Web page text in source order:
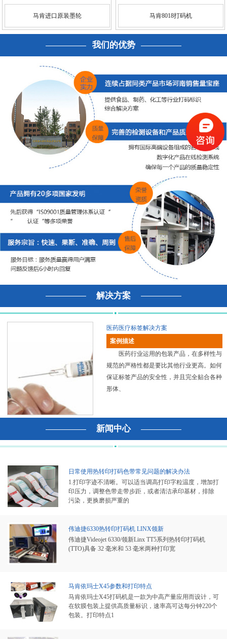
马肯进口原装墨轮 马肯8018打码机
我们的优势
解决方案
医药医疗标签解决方案
案例描述
医药行业运用的包装产品，在多样性与
规范的严格性都是要比其他行业更高。如何
保证标签产品的安全性，并且完全贴合各种
形体、
新闻中心
日常使用热转印打码色带常见问题的解决办法
1.打印字迹不清晰。可以适当调高打印字粒温度，增加打
印压力，调整色带走带步距，或者清洁承印基材，排除
污染，更换磨损严重的
伟迪捷6330热转印打码机 LINX领新
伟迪捷Videojet 6330/领新Linx TT5系列热转印打码机
(TTO)具备 32 毫米和 53 毫米两种打印宽
马肯依玛士X45参数和打印特点
马肯依玛士X45打码机是一款为中高产量应用而设计，可
在软膜包装上提供高质量标识，速率高可达每分钟220个
包装。打印特点1